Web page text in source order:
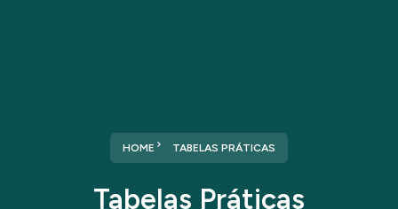
HOME TABELAS PRÁTICAS
Tabelas Práticas